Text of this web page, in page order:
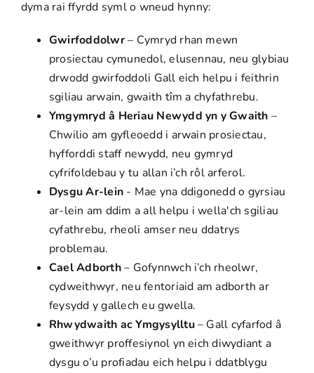
dyma rai ffyrdd syml o wneud hynny:
Gwirfoddolwr– Cymryd rhan mewn
prosiectau cymunedol, elusennau, neu glybiau
drwodd gwirfoddoli Gall eich helpu i feithrin
sgiliau arwain, gwaith tîm a chyfathrebu.
Ymgymryd â Heriau Newydd yn y Gwaith –
Chwilio am gyfleoedd i arwain prosiectau,
hyfforddi staff newydd, neu gymryd
cyfrifoldebau y tu allan i’ch rôl arferol.
Dysgu Ar-lein - Mae yna ddigonedd o gyrsiau
ar-lein am ddim a all helpu i wella'ch sgiliau
cyfathrebu, rheoli amser neu ddatrys
problemau.
Cael Adborth– Gofynnwch i’ch rheolwr,
cydweithwyr, neu fentoriaid am adborth ar
feysydd y gallech eu gwella.
Rhwydwaith ac Ymgysylltu– Gall cyfarfod â
gweithwyr proffesiynol yn eich diwydiant a
dysgu o’u profiadau eich helpu i ddatblygu